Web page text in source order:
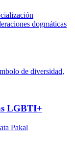
dogmáticas
LGBTI+